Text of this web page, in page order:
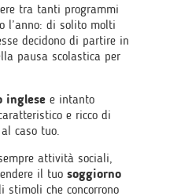
tra tanti programmi
l’anno: di solito molti
decidono di partire in
pausa scolastica per
inglesee intanto
e ricco di
caso tuo.
attività sociali,
il tuo soggiorno
che concorrono